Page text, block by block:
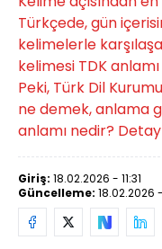
Türkçede, gün
kelimelerle
kelimesi TDK
Peki, Türk Dil
ne demek, anlama
anlamı nedir?
Giriş: 18.02.2026 - 11:31
Güncelleme: 18.02.2026 -